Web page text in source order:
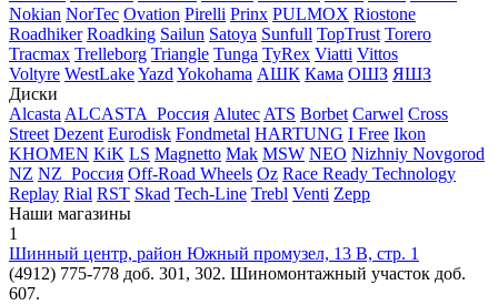
Nokian NorTec Ovation Pirelli Prinx PULMOX Riostone
Roadhiker Roadking Sailun Satoya Sunfull TopTrust Torero
Tracmax Trelleborg Triangle Tunga TyRex Viatti Vittos
Voltyre WestLakeYazdYokohama АШК Кама ОШЗ ЯШЗ
Диски
AlcastaALCASTA_Россия AlutecATS Borbet Carwel Cross
Street Dezent Eurodisk Fondmetal HARTUNG I Free Ikon
KHOMEN KiK LS Magnetto Mak MSW NEO Nizhniy Novgorod
NZ NZ_Россия Off-Road Wheels Oz Race Ready Technology
Replay Rial RST Skad Tech-Line Trebl Venti Zepp
Наши магазины
1
Шинный центр, район Южный промузел, 13 В, стр. 1
(4912) 775-778 доб. 301, 302. Шиномонтажный участок доб.
607.